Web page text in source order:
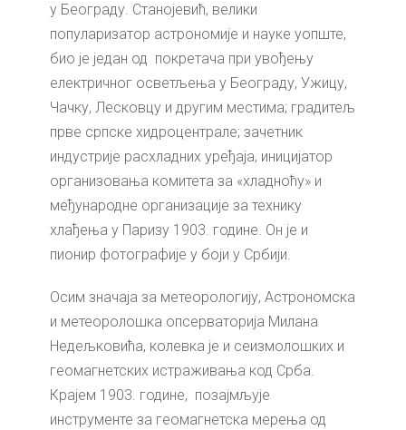
у Београду. Станојевић, велики
популаризатор астрономије и науке уопште,
био је један од покретача при увођењу
електричног осветљења у Београду, Ужицу,
Чачку, Лесковцу и другим местима; градитељ
прве српске хидроцентрале; зачетник
индустрије расхладних уређаја, иницијатор
организовања комитета за «хладноћу» и
међународне организације за технику
хлађења у Паризу 1903. године. Он је и
пионир фотографије у боји у Србији.
Осим значаја за метеорологију, Астрономска
и метеоролошка опсерваторија Милана
Недељковића, колевка је и сеизмолошких и
геомагнетских истраживања код Срба.
Крајем 1903. године, позајмљује
инструменте за геомагнетска мерења од